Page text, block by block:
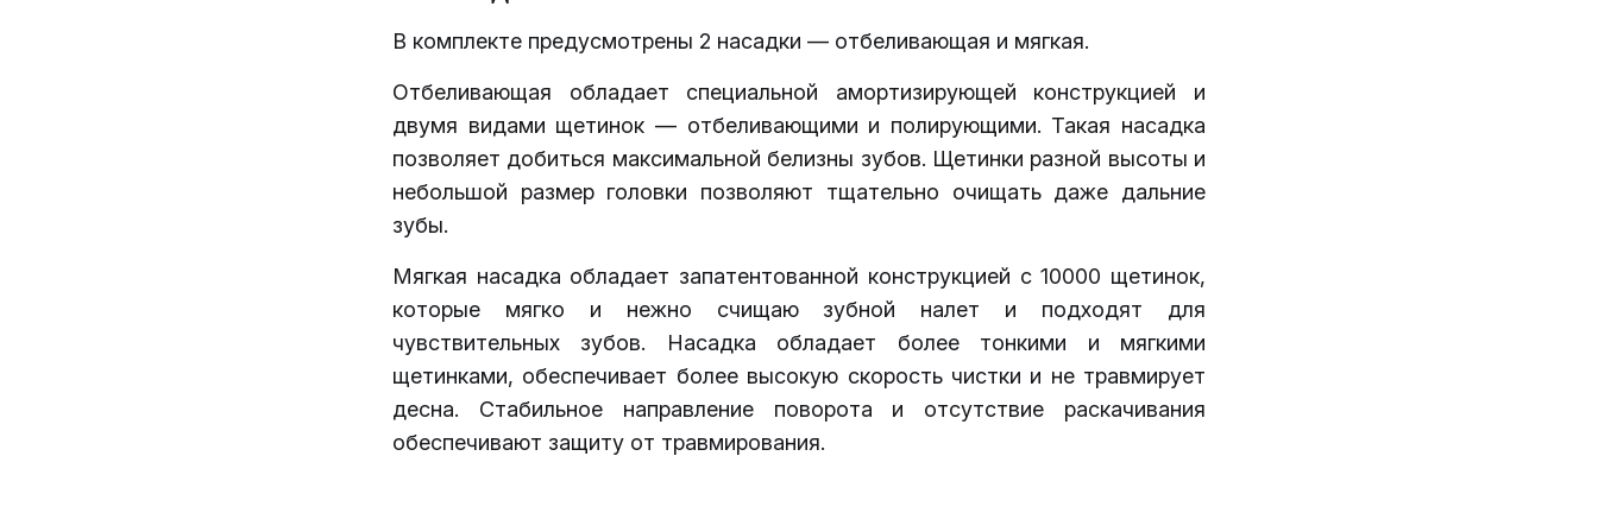
В комплекте предусмотрены 2 насадки — отбеливающая и мягкая.
Отбеливающая обладает специальной амортизирующей конструкцией и
двумя видами щетинок — отбеливающими и полирующими. Такая насадка
позволяет добиться максимальной белизны зубов. Щетинки разной высоты и
небольшой размер головки позволяют тщательно очищать даже дальние
зубы.
Мягкая насадка обладает запатентованной конструкцией с 10000 щетинок,
которые мягко и нежно счищаю зубной налет и подходят для
чувствительных зубов. Насадка обладает более тонкими и мягкими
щетинками, обеспечивает более высокую скорость чистки и не травмирует
десна. Стабильное направление поворота и отсутствие раскачивания
обеспечивают защиту от травмирования.